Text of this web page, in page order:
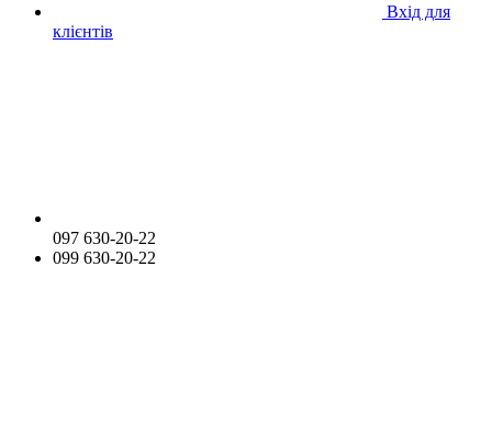
Вхід для
клієнтів
097 630-20-22
099 630-20-22